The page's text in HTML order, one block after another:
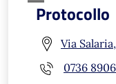
Protocollo
Via
0736